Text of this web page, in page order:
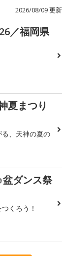
2026/08/09 更新
／福岡県
夏まつり
、天神の夏の
ダンス祭
くろう！